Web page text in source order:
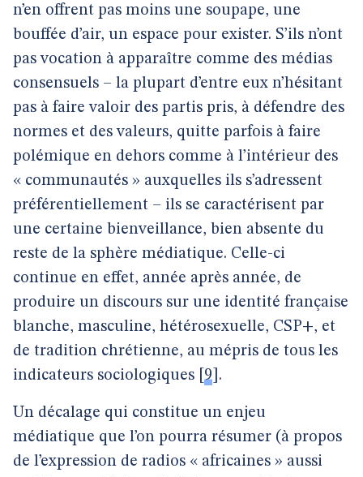
n’en offrent pas moins une soupape, une
bouffée d’air, un espace pour exister. S’ils n’ont
pas vocation à apparaître comme des médias
consensuels – la plupart d’entre eux n’hésitant
pas à faire valoir des partis pris, à défendre des
normes et des valeurs, quitte parfois à faire
polémique en dehors comme à l’intérieur des
« communautés » auxquelles ils s’adressent
préférentiellement – ils se caractérisent par
une certaine bienveillance, bien absente du
reste de la sphère médiatique. Celle-ci
continue en effet, année après année, de
produire un discours sur une identité française
blanche, masculine, hétérosexuelle, CSP+, et
de tradition chrétienne, au mépris de tous les
indicateurs sociologiques 9 .
Un décalage qui constitue un enjeu
médiatique que l’on pourra résumer (à propos
de l’expression de radios « africaines » aussi